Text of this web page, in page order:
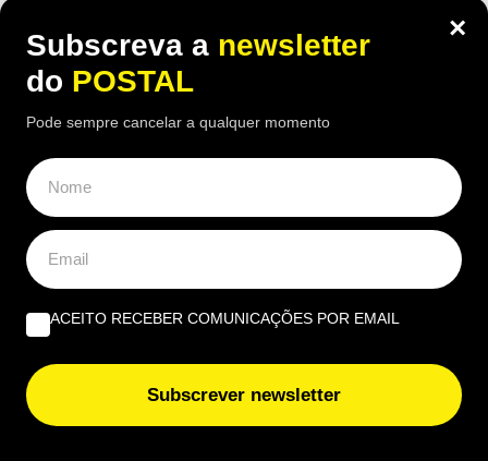
ECONOMIA,EUROPA
Carpinteiro reformado de 91 anos com
incapacidade vê Segurança Social
recusar-lhe subida da pensão de 850€
para 1.547€: caso foi ‘parar’ a tribunal
Daniel Fallows
Justiça espanhola recusou aumentar a pensão de
um carpinteiro de 91 anos, apesar das várias
cirurgias e limitações físicas
×
Subscreva a newsletter
do POSTAL
Pode sempre cancelar a qualquer momento
ACEITO RECEBER COMUNICAÇÕES POR EMAIL
Subscrever newsletter